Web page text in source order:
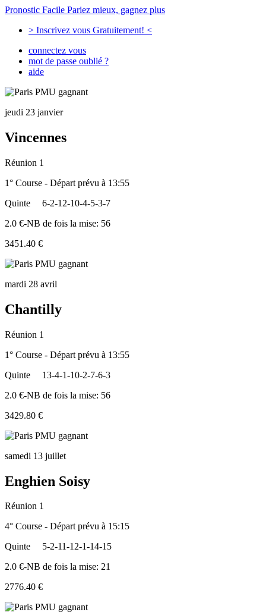
Pronostic Facile Pariez mieux, gagnez plus
> Inscrivez vous Gratuitement! <
connectez vous
mot de passe oublié ?
aide
jeudi 23 janvier
Vincennes
Réunion 1
1° Course - Départ prévu à 13:55
Quinte
6-2-12-10-4-5-3-7
2.0 €-NB de fois la mise: 56
3451.40 €
mardi 28 avril
Chantilly
Réunion 1
1° Course - Départ prévu à 13:55
Quinte
13-4-1-10-2-7-6-3
2.0 €-NB de fois la mise: 56
3429.80 €
samedi 13 juillet
Enghien Soisy
Réunion 1
4° Course - Départ prévu à 15:15
Quinte
5-2-11-12-1-14-15
2.0 €-NB de fois la mise: 21
2776.40 €